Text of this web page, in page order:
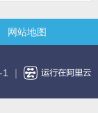
网站地图
｜